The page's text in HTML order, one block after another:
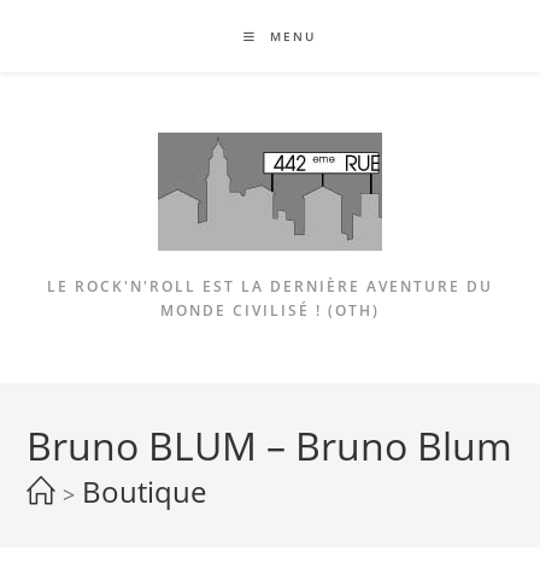
MENU
LE ROCK'N'ROLL EST LA DERNIÈRE AVENTURE DU
MONDE CIVILISÉ ! (OTH)
Bruno BLUM – Bruno Blum
> Boutique